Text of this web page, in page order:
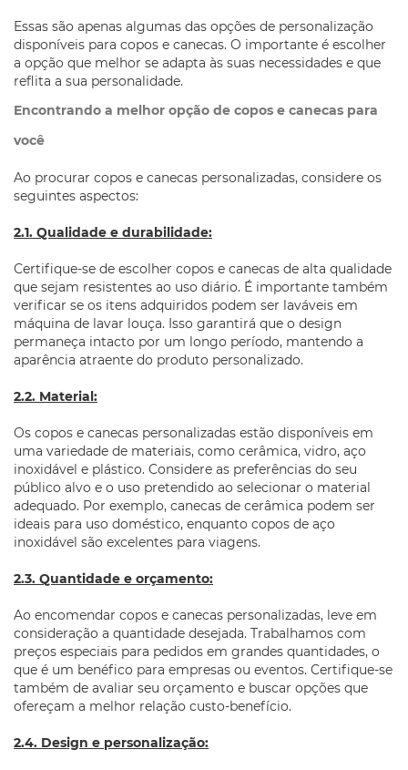
Essas são apenas algumas das opções de personalização
disponíveis para copos e canecas. O importante é escolher
a opção que melhor se adapta às suas necessidades e que
reflita a sua personalidade.
Encontrando a melhor opção de copos e canecas para
você
Ao procurar copos e canecas personalizadas, considere os
seguintes aspectos:
2.1. Qualidade e durabilidade:
Certifique-se de escolher copos e canecas de alta qualidade
que sejam resistentes ao uso diário. É importante também
verificar se os itens adquiridos podem ser laváveis em
máquina de lavar louça. Isso garantirá que o design
permaneça intacto por um longo período, mantendo a
aparência atraente do produto personalizado.
2.2. Material:
Os copos e canecas personalizadas estão disponíveis em
uma variedade de materiais, como cerâmica, vidro, aço
inoxidável e plástico. Considere as preferências do seu
público alvo e o uso pretendido ao selecionar o material
adequado. Por exemplo, canecas de cerâmica podem ser
ideais para uso doméstico, enquanto copos de aço
inoxidável são excelentes para viagens.
2.3. Quantidade e orçamento:
Ao encomendar copos e canecas personalizadas, leve em
consideração a quantidade desejada. Trabalhamos com
preços especiais para pedidos em grandes quantidades, o
que é um benéfico para empresas ou eventos. Certifique-se
também de avaliar seu orçamento e buscar opções que
ofereçam a melhor relação custo-benefício.
2.4. Design e personalização: